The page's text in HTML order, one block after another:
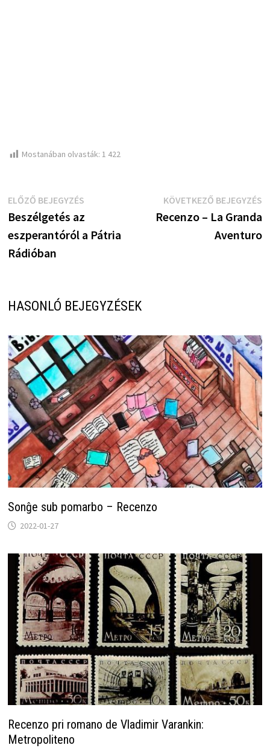
Mostanában olvasták: 1 422
Bejegyzés
navigáció
ELŐZŐ BEJEGYZÉSElőző
bejegyzés:
Beszélgetés az
eszperantóról a Pátria
Rádióban
KÖVETKEZŐ BEJEGYZÉS
Recenzo – La Granda
Aventuro
HASONLÓ BEJEGYZÉSEK
Sonĝe sub pomarbo – Recenzo
2022-01-27
Recenzo pri romano de Vladimir Varankin:
Metropoliteno